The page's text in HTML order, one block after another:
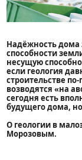
Надёжность дома
способности
несущую
если геология
строительстве
возводятся «на
сегодня есть
будущего дома,
О геологии в
Морозовым.